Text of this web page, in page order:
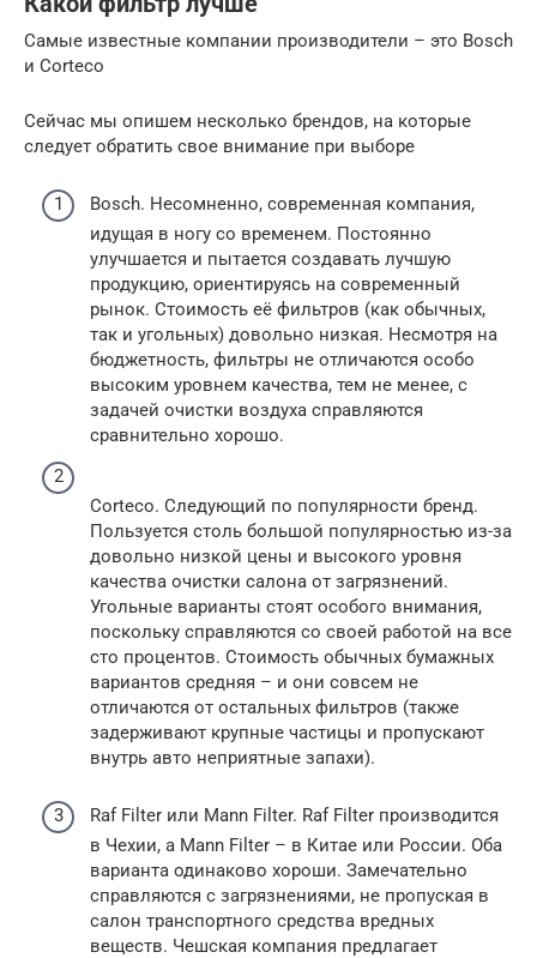
Самые известные компании производители – это Bosch
и Corteco
Сейчас мы опишем несколько брендов, на которые
следует обратить свое внимание при выборе
Bosch. Несомненно, современная компания,
идущая в ногу со временем. Постоянно
улучшается и пытается создавать лучшую
продукцию, ориентируясь на современный
рынок. Стоимость её фильтров (как обычных,
так и угольных) довольно низкая. Несмотря на
бюджетность, фильтры не отличаются особо
высоким уровнем качества, тем не менее, с
задачей очистки воздуха справляются
сравнительно хорошо.
Corteco. Следующий по популярности бренд.
Пользуется столь большой популярностью из-за
довольно низкой цены и высокого уровня
качества очистки салона от загрязнений.
Угольные варианты стоят особого внимания,
поскольку справляются со своей работой на все
сто процентов. Стоимость обычных бумажных
вариантов средняя – и они совсем не
отличаются от остальных фильтров (также
задерживают крупные частицы и пропускают
внутрь авто неприятные запахи).
Raf Filter или Mann Filter. Raf Filter производится
в Чехии, а Mann Filter – в Китае или России. Оба
варианта одинаково хороши. Замечательно
справляются с загрязнениями, не пропуская в
салон транспортного средства вредных
веществ. Чешская компания предлагает